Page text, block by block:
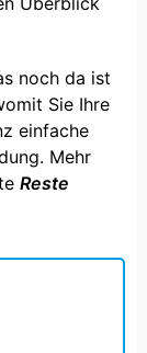
noch da ist
Sie Ihre
einfache
Mehr
Reste